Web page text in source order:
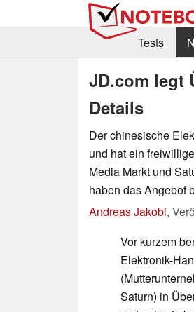
Tests
JD.com legt
Details
Der chinesische
und hat ein
Media Markt und
haben das Angebot
Andreas Jakobi,
Vor kurzem
Elektronik-
Saturn) in